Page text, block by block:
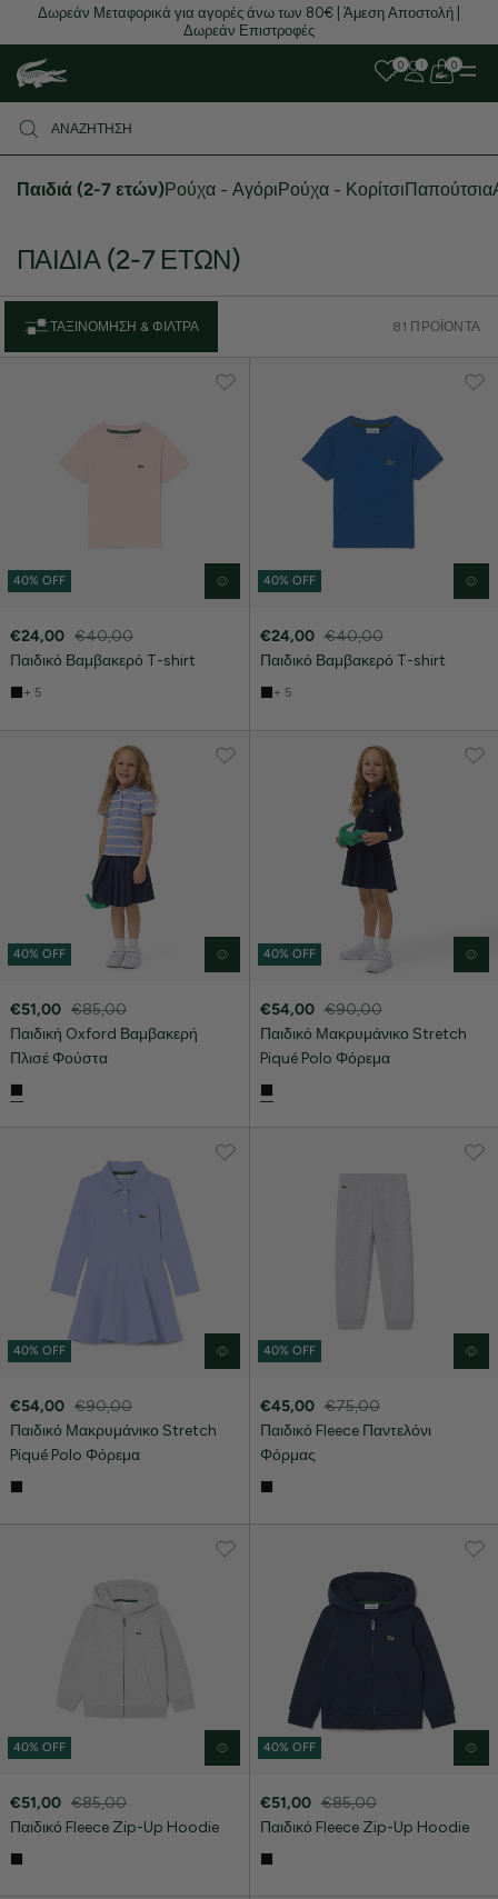
Δωρεάν Μεταφορικά για αγορές άνω των 80€ | Άμεση Αποστολή |
Δωρεάν Επιστροφές
0 0
Παιδιά (2-7 ετών)Ρούχα - ΑγόριΡούχα - ΚορίτσιΠαπούτσια
ΠΑΙΔΙΆ (2-7 ΕΤΏΝ)
ΤΑΞΙΝΌΜΗΣΗ & ΦΊΛΤΡΑ 81 ΠΡΟΪΌΝΤΑ
40% OFF
€24,00 €40,00
Παιδικό Βαμβακερό T-shirt
+ 5
40% OFF
€24,00 €40,00
Παιδικό Βαμβακερό T-shirt
+ 5
40% OFF
€51,00 €85,00
Παιδική Oxford Βαμβακερή
Πλισέ Φούστα
40% OFF
€54,00 €90,00
Παιδικό Μακρυμάνικο Stretch
Piqué Polo Φόρεμα
40% OFF
€54,00 €90,00
Παιδικό Μακρυμάνικο Stretch
Piqué Polo Φόρεμα
40% OFF
€45,00 €75,00
Παιδικό Fleece Παντελόνι
Φόρμας
40% OFF
€51,00 €85,00
Παιδικό Fleece Zip-Up Hoodie
40% OFF
€51,00 €85,00
Παιδικό Fleece Zip-Up Hoodie